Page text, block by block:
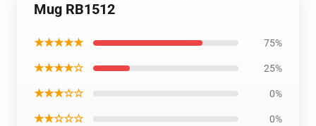
Mug RB1512
★★★★★ 75%
★★★★☆ 25%
★★★☆☆ 0%
★★☆☆☆ 0%